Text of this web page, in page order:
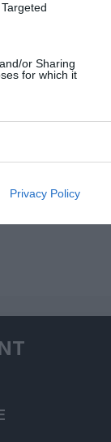
or Sharing
for which it
Privacy Policy